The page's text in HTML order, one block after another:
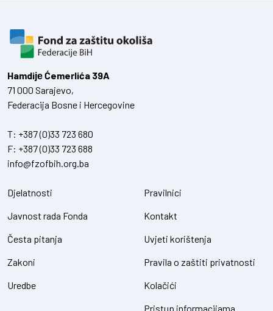
Hamdiје Ćemerlića 39A
71 000 Sarajevo,
Federacija Bosne i Hercegovine
T: +387 (0)33 723 680
F: +387 (0)33 723 688
info@fzofbih.org.ba
Djelatnosti
Javnost rada Fonda
Česta pitanja
Zakoni
Uredbe
Pravilnici
Kontakt
Uvjeti korištenja
Pravila o zaštiti privatnosti
Kolačići
Pristup informacijama